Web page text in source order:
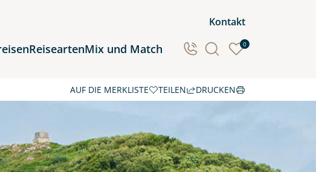
Kontakt
ReiseartenMix und Match 0
AUF DIE MERKLISTE TEILEN DRUCKEN